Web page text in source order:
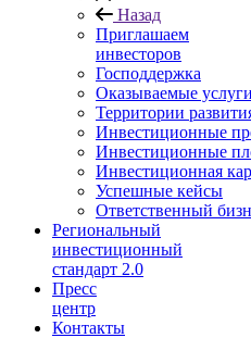
Назад
Приглашаем
инвесторов
Господдержка
Оказываемые услуги
Территории
Инвестиционные
Инвестиционные
Инвестиционная
Успешные кейсы
Ответственный
Региональный
инвестиционный
стандарт 2.0
Пресс
центр
Контакты